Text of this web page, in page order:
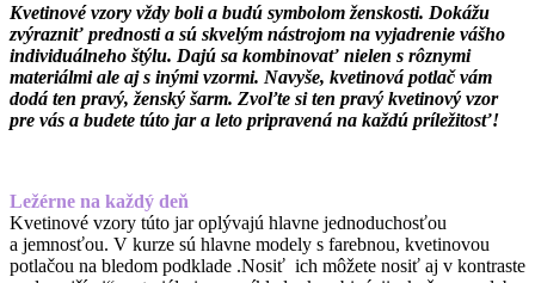
Kvetinové vzory vždy boli a budú symbolom ženskosti. Dokážu
zvýrazniť prednosti a sú skvelým nástrojom na vyjadrenie vášho
individuálneho štýlu. Dajú sa kombinovať nielen s rôznymi
materiálmi ale aj s inými vzormi. Navyše, kvetinová potlač vám
dodá ten pravý, ženský šarm. Zvoľte si ten pravý kvetinový vzor
pre vás a budete túto jar a leto pripravená na každú príležitosť!
Ležérne na každý deň
Kvetinové vzory túto jar oplývajú hlavne jednoduchosťou
a jemnosťou. V kurze sú hlavne modely s farebnou, kvetinovou
potlačou na bledom podklade .Nosiť ich môžete nosiť aj v kontraste